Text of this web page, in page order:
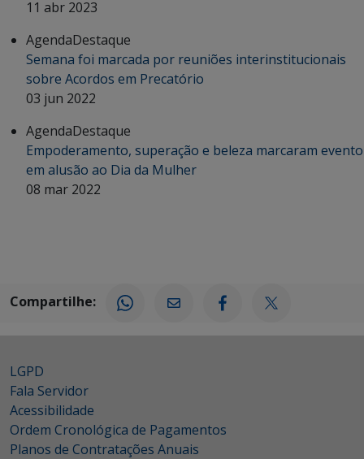
11 abr 2023
AgendaDestaque
Semana foi marcada por reuniões interinstitucionais
sobre Acordos em Precatório
03 jun 2022
AgendaDestaque
Empoderamento, superação e beleza marcaram evento
em alusão ao Dia da Mulher
08 mar 2022
Compartilhe:
LGPD
Fala Servidor
Acessibilidade
Ordem Cronológica de Pagamentos
Planos de Contratações Anuais